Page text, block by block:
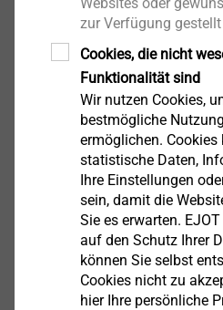
Die EJOT PT ®ist die erste
die gewindefurchende
Thermoplaste entwickelt
Jahrzehnten im Markt als
zuverlässige
Mögliche Einsatzbereiche
Verbindungselementes
zur Verfügung
Cookies, die nicht
Funktionalität sind
Wir nutzen Cookies,
bestmögliche
ermöglichen.
statistische Daten,
Ihre Einstellungen
sein, damit die
Sie es erwarten.
auf den Schutz Ihrer
können Sie selbst
Cookies nicht zu
hier Ihre persönliche